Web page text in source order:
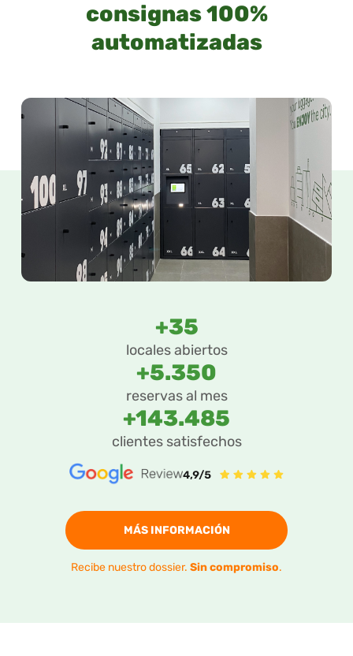
consignas 100%
automatizadas
+35
locales abiertos
+5.350
reservas al mes
+143.485
clientes satisfechos
MÁS INFORMACIÓN
Recibe nuestro dossier. Sin compromiso.